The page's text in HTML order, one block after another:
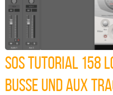
SOS Tutorial 158
Busse und Aux